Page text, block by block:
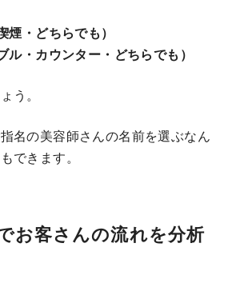
煙・どちらでも）
ル・カウンター・どちらでも）
う。
名の美容師さんの名前を選ぶなん
できます。
お客さんの流れを分析